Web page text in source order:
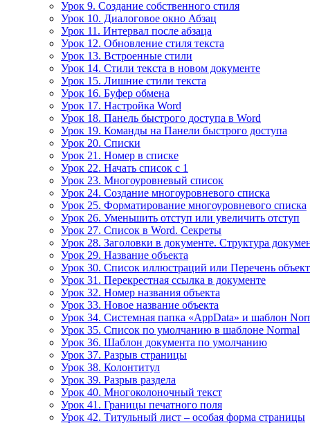
Урок 9. Создание собственного стиля
Урок 10. Диалоговое окно Абзац
Урок 11. Интервал после абзаца
Урок 12. Обновление стиля текста
Урок 13. Встроенные стили
Урок 14. Стили текста в новом документе
Урок 15. Лишние стили текста
Урок 16. Буфер обмена
Урок 17. Настройка Word
Урок 18. Панель быстрого доступа в Word
Урок 19. Команды на Панели быстрого доступа
Урок 20. Списки
Урок 21. Номер в списке
Урок 22. Начать список с 1
Урок 23. Многоуровневый список
Урок 24. Создание многоуровневого списка
Урок 25. Форматирование многоуровневого списка
Урок 26. Уменьшить отступ или увеличить отступ
Урок 27. Список в Word. Секреты
Урок 28. Заголовки в документе. Структура
Урок 29. Название объекта
Урок 30. Список иллюстраций или Перечень
Урок 31. Перекрестная ссылка в документе
Урок 32. Номер названия объекта
Урок 33. Новое название объекта
Урок 34. Системная папка «AppData» и шаблон
Урок 35. Список по умолчанию в шаблоне Normal
Урок 36. Шаблон документа по умолчанию
Урок 37. Разрыв страницы
Урок 38. Колонтитул
Урок 39. Разрыв раздела
Урок 40. Многоколоночный текст
Урок 41. Границы печатного поля
Урок 42. Титульный лист – особая форма страницы